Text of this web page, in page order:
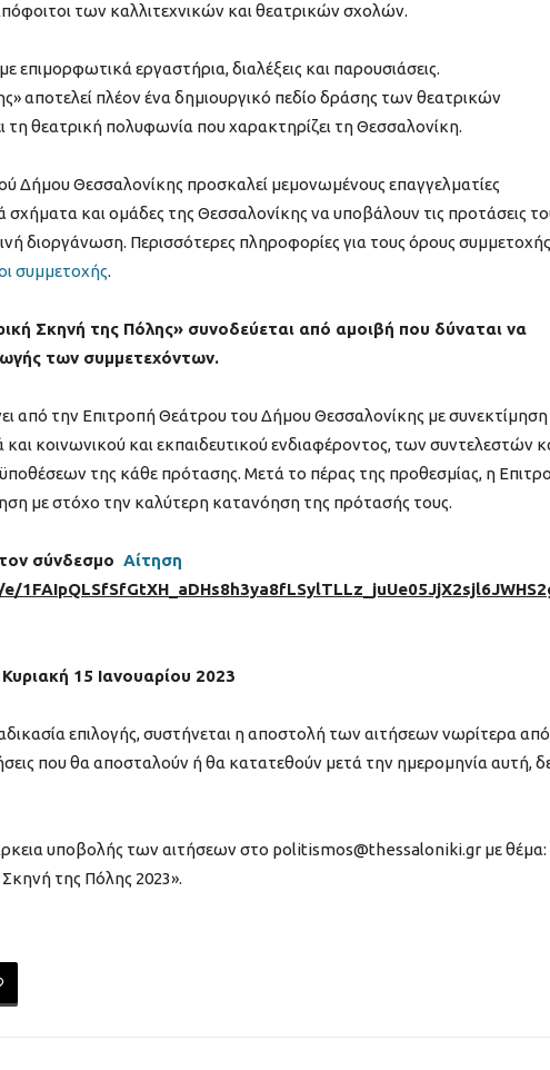
των καλλιτεχνικών και θεατρικών σχολών.
επιμορφωτικά εργαστήρια, διαλέξεις και παρουσιάσεις.
αποτελεί πλέον ένα δημιουργικό πεδίο δράσης των θεατρικών
θεατρική πολυφωνία που χαρακτηρίζει τη Θεσσαλονίκη.
Δήμου Θεσσαλονίκης προσκαλεί μεμονωμένους επαγγελματίες
σχήματα και ομάδες της Θεσσαλονίκης να υποβάλουν τις προτάσεις
διοργάνωση. Περισσότερες πληροφορίες για τους όρους συμμετοχής
συμμετοχής.
Σκηνή της Πόλης» συνοδεύεται από αμοιβή που δύναται να
των συμμετεχόντων.
από την Επιτροπή Θεάτρου του Δήμου Θεσσαλονίκης με
κοινωνικού και εκπαιδευτικού ενδιαφέροντος, των συντελεστών
της κάθε πρότασης. Μετά το πέρας της προθεσμίας, η
με στόχο την καλύτερη κατανόηση της πρότασής τους.
σύνδεσμο Αίτηση
15 Ιανουαρίου 2023
επιλογής, συστήνεται η αποστολή των αιτήσεων νωρίτερα από
που θα αποσταλούν ή θα κατατεθούν μετά την ημερομηνία αυτή,
υποβολής των αιτήσεων στο politismos@thessaloniki.gr με θέμα:
της Πόλης 2023».